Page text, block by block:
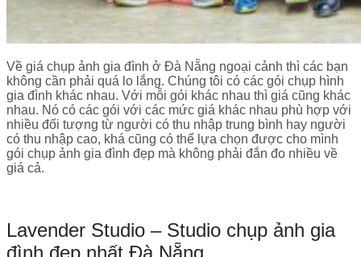
Về giá chụp ảnh gia đình ở Đà Nẵng ngoại cảnh thì các bạn
không cần phải quá lo lắng. Chúng tôi có các gói chụp hình
gia đình khác nhau. Với mỗi gói khác nhau thì giá cũng khác
nhau. Nó có các gói với các mức giá khác nhau phù hợp với
nhiều đối tượng từ người có thu nhập trung bình hay người
có thu nhập cao, khá cũng có thể lựa chọn được cho mình
gói chụp ảnh gia đình đẹp mà không phải đắn đo nhiều về
giá cả.
Lavender Studio – Studio chụp ảnh gia